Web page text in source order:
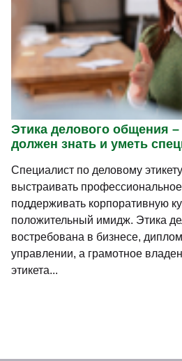
Этика делового общения –
должен знать и уметь
Специалист по деловому
выстраивать
поддерживать корпоративную
положительный имидж. Этика
востребована в бизнесе,
управлении, а грамотное
этикета...